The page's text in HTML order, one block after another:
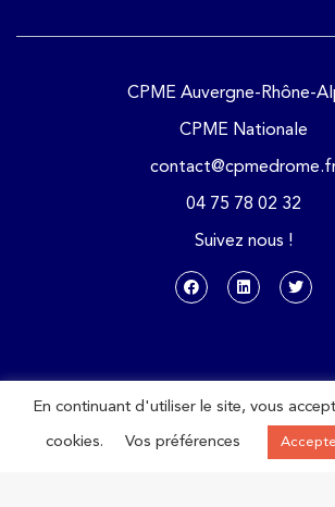
CPME Auvergne-Rhône-
CPME Nationale
04 75 78 02 32
Suivez nous !
En continuant d'utiliser le site, vous
cookies. Vos préférences